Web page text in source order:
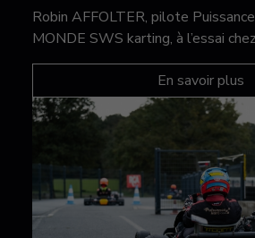
Robin AFFOLTER, pilote
MONDE SWS karting, à l’essai
En savoir plus